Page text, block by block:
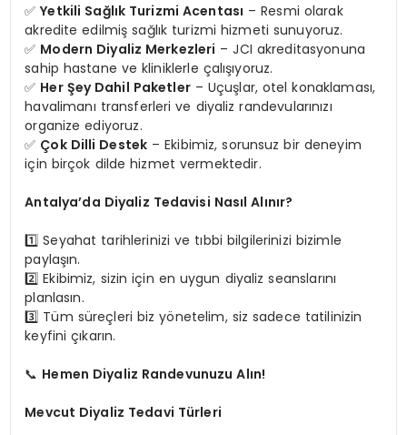
✅Yetkili Sağlık Turizmi Acentası – Resmi olarak
akredite edilmiş sağlık turizmi hizmeti sunuyoruz.
✅ Modern Diyaliz Merkezleri – JCI akreditasyonuna
sahip hastane ve kliniklerle çalışıyoruz.
✅ Her Şey Dahil Paketler– Uçuşlar, otel konaklaması,
havalimanı transferleri ve diyaliz randevularınızı
organize ediyoruz.
✅ Çok Dilli Destek – Ekibimiz, sorunsuz bir deneyim
için birçok dilde hizmet vermektedir.
Antalya’da Diyaliz Tedavisi Nasıl Alınır?
1️⃣ Seyahat tarihlerinizi ve tıbbi bilgilerinizi bizimle
paylaşın.
2️⃣ Ekibimiz, sizin için en uygun diyaliz seanslarını
planlasın.
3️⃣ Tüm süreçleri biz yönetelim, siz sadece tatilinizin
keyfini çıkarın.
📞 Hemen Diyaliz Randevunuzu Alın!
Mevcut Diyaliz Tedavi Türleri